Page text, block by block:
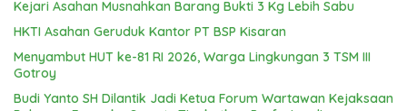
Kejari Asahan Musnahkan Barang Bukti 3 Kg Lebih Sabu
HKTI Asahan Geruduk Kantor PT BSP Kisaran
Menyambut HUT ke-81 RI 2026, Warga Lingkungan 3 TSM III
Gotroy
Budi Yanto SH Dilantik Jadi Ketua Forum Wartawan Kejaksaan